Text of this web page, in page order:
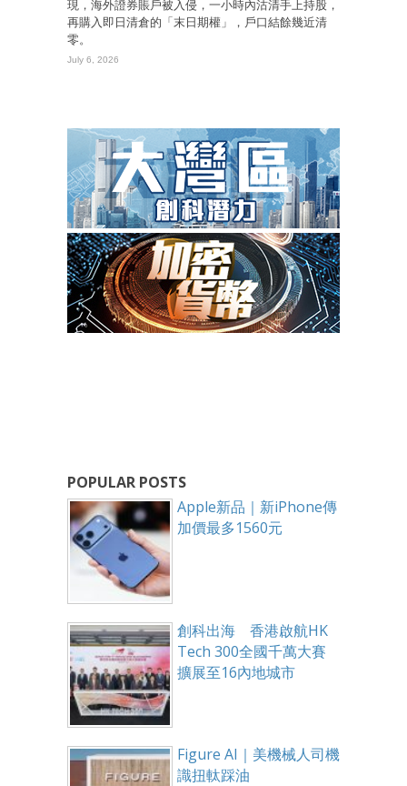
現，海外證券賬戶被入侵，一小時內沽清手上持股，
再購入即日清倉的「末日期權」，戶口結餘幾近清
零。
July 6, 2026
POPULAR POSTS
Apple新品｜新iPhone傳
加價最多1560元
創科出海 香港啟航HK
Tech 300全國千萬大賽
擴展至16內地城市
Figure AI｜美機械人司機
識扭軚踩油